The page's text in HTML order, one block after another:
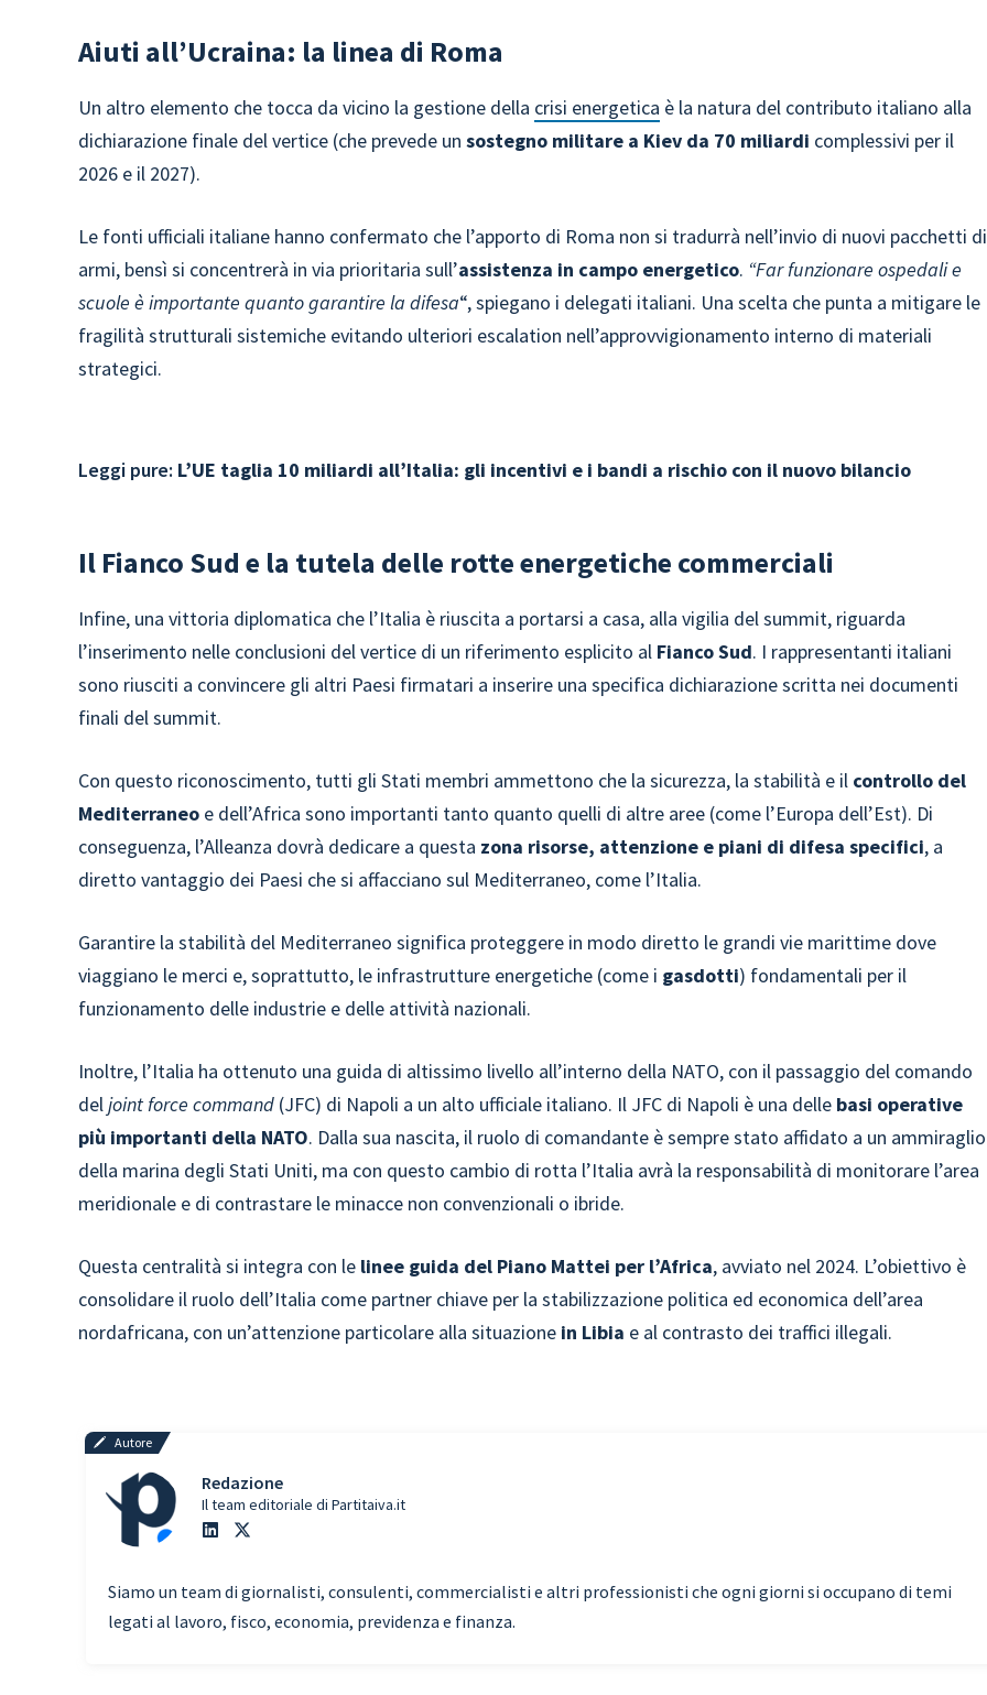
Aiuti all’Ucraina: la linea di Roma
Un altro elemento che tocca da vicino la gestione della crisi energetica è la natura del contributo italiano alla
dichiarazione finale del vertice (che prevede unsostegno militare a Kiev da 70 miliardi complessivi per il
2026 e il 2027).
Le fonti ufficiali italiane hanno confermato che l’apporto di Roma non si tradurrà nell’invio di nuovi pacchetti di
armi, bensì si concentrerà in via prioritaria sull’assistenza in campo energetico. “Far funzionare ospedali e
scuole è importante quanto garantire la difesa“, spiegano i delegati italiani. Una scelta che punta a mitigare le
fragilità strutturali sistemiche evitando ulteriori escalation nell’approvvigionamento interno di materiali
strategici.
Leggi pure: L’UE taglia 10 miliardi all’Italia: gli incentivi e i bandi a rischio con il nuovo bilancio
Il Fianco Sud e la tutela delle rotte energetiche commerciali
Infine, una vittoria diplomatica che l’Italia è riuscita a portarsi a casa, alla vigilia del summit, riguarda
l’inserimento nelle conclusioni del vertice di un riferimento esplicito al Fianco Sud. I rappresentanti italiani
sono riusciti a convincere gli altri Paesi firmatari a inserire una specifica dichiarazione scritta nei documenti
finali del summit.
Con questo riconoscimento, tutti gli Stati membri ammettono che la sicurezza, la stabilità e il controllo del
Mediterraneo e dell’Africa sono importanti tanto quanto quelli di altre aree (come l’Europa dell’Est). Di
conseguenza, l’Alleanza dovrà dedicare a questa zona risorse, attenzione e piani di difesa specifici, a
diretto vantaggio dei Paesi che si affacciano sul Mediterraneo, come l’Italia.
Garantire la stabilità del Mediterraneo significa proteggere in modo diretto le grandi vie marittime dove
viaggiano le merci e, soprattutto, le infrastrutture energetiche (come i gasdotti) fondamentali per il
funzionamento delle industrie e delle attività nazionali.
Inoltre, l’Italia ha ottenuto una guida di altissimo livello all’interno della NATO, con il passaggio del comando
deljoint force command (JFC) di Napoli a un alto ufficiale italiano. Il JFC di Napoli è una delle basi operative
più importanti della NATO. Dalla sua nascita, il ruolo di comandante è sempre stato affidato a un ammiraglio
della marina degli Stati Uniti, ma con questo cambio di rotta l’Italia avrà la responsabilità di monitorare l’area
meridionale e di contrastare le minacce non convenzionali o ibride.
Questa centralità si integra con le linee guida del Piano Mattei per l’Africa, avviato nel 2024. L’obiettivo è
consolidare il ruolo dell’Italia come partner chiave per la stabilizzazione politica ed economica dell’area
nordafricana, con un’attenzione particolare alla situazione in Libia e al contrasto dei traffici illegali.
Autore
Redazione
Il team editoriale di Partitaiva.it
Siamo un team di giornalisti, consulenti, commercialisti e altri professionisti che ogni giorni si occupano di temi
legati al lavoro, fisco, economia, previdenza e finanza.